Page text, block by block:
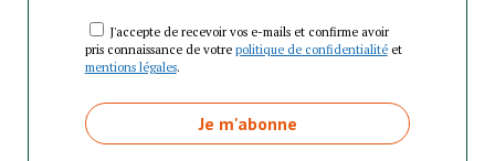
J'accepte de recevoir vos e-mails et confirme avoir
pris connaissance de votre politique de confidentialitéet
mentions légales.